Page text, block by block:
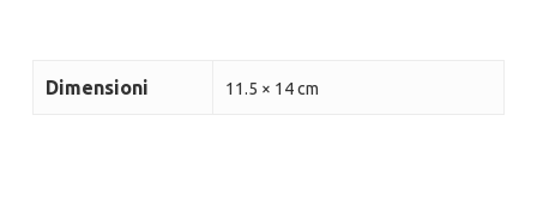
Dimensioni 11.5 × 14 cm